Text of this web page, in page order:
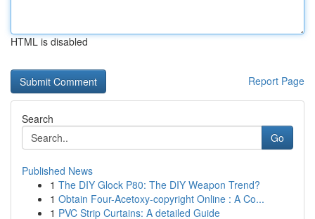
HTML is disabled
Report Page
Search
Go
Published News
1 The DIY Glock P80: The DIY Weapon Trend?
1 Obtain Four-Acetoxy-copyright Online : A Co...
1 PVC Strip Curtains: A detailed Guide